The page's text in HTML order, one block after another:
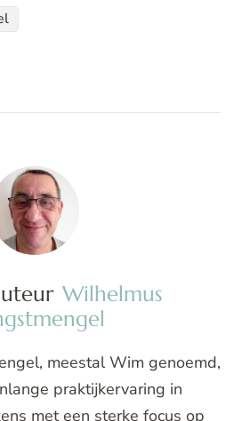
Wilhelmus
meestal Wim genoemd,
praktijkervaring in
met een sterke focus op